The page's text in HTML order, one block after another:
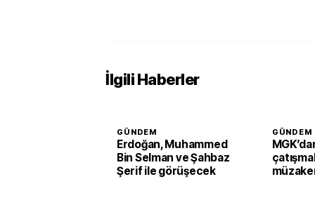
İlgili Haberler
GÜNDEM
Erdoğan, Muhammed
Bin Selman ve Şahbaz
Şerif ile görüşecek
GÜNDEM